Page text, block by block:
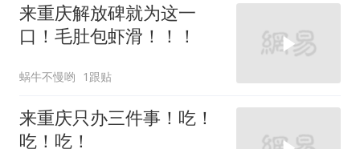
来重庆解放碑就为这一
口！毛肚包虾滑！！！
蜗牛不慢哟 1跟贴
来重庆只办三件事！吃！
吃！吃！